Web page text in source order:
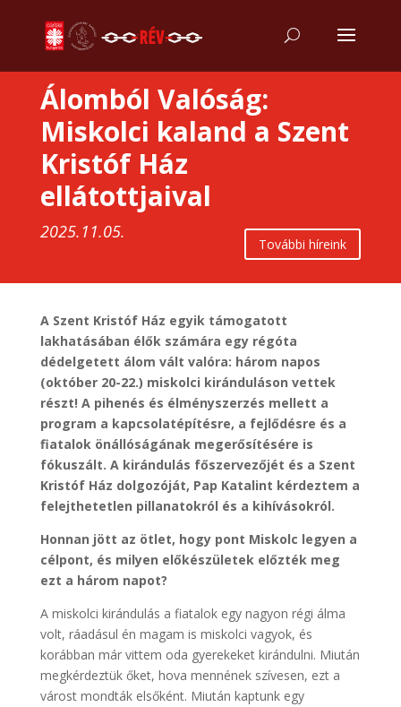
Álomból Valóság:
Miskolci kaland a Szent
Kristóf Ház
ellátottjaival
2025.11.05.
További híreink
A Szent Kristóf Ház egyik támogatott
lakhatásában élők számára egy régóta
dédelgetett álom vált valóra: három napos
(október 20-22.) miskolci kiránduláson vettek
részt! A pihenés és élményszerzés mellett a
program a kapcsolatépítésre, a fejlődésre és a
fiatalok önállóságának megerősítésére is
fókuszált. A kirándulás főszervezőjét és a Szent
Kristóf Ház dolgozóját, Pap Katalint kérdeztem a
felejthetetlen pillanatokról és a kihívásokról.
Honnan jött az ötlet, hogy pont Miskolc legyen a
célpont, és milyen előkészületek előzték meg
ezt a három napot?
A miskolci kirándulás a fiatalok egy nagyon régi álma
volt, ráadásul én magam is miskolci vagyok, és
korábban már vittem oda gyerekeket kirándulni. Miután
megkérdeztük őket, hova mennének szívesen, ezt a
várost mondták elsőként. Miután kaptunk egy